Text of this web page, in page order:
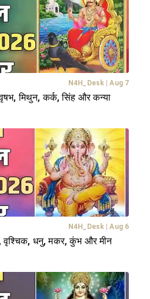
N4H_Desk | Aug 7
मिथुन, कर्क, सिंह और कन्या
N4H_Desk | Aug 6
वृश्चिक, धनु, मकर, कुंभ और मीन